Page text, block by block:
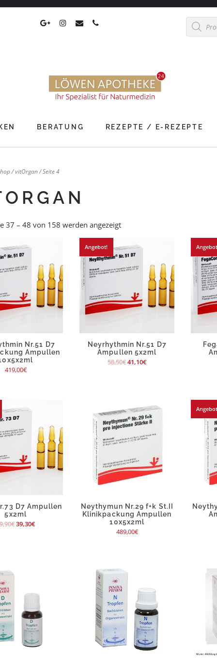
Products
search
BERATUNG REZEPTE / E-REZEPTE
/vitOrgan/ Seite 4
37 – 48 von 158 werden angezeigt
Nr.51 D7
Ampullen
419,00€
Angebot!
Neyrhythmin Nr.51 D7
Ampullen 5x2ml
58,50€41,10€
D7 Ampullen
5x2ml
€39,30€
Neythymun Nr.29 f+k St.II
Klinikpackung Ampullen
10x5x2ml
489,00€